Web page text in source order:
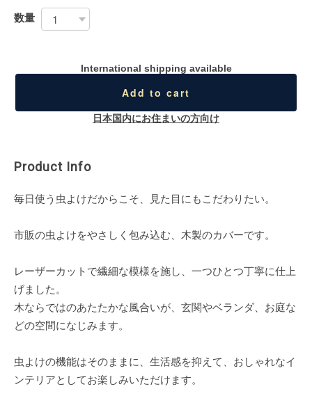
数量
International shipping available
Add to cart
日本国内にお住まいの方向け
Product Info
毎日使う虫よけだからこそ、見た目にもこだわりたい。
市販の虫よけをやさしく包み込む、木製のカバーです。
レーザーカットで繊細な模様を施し、一つひとつ丁寧に仕上
げました。
木ならではのあたたかな風合いが、玄関やベランダ、お庭な
どの空間になじみます。
虫よけの機能はそのままに、生活感を抑えて、おしゃれなイ
ンテリアとしてお楽しみいただけます。